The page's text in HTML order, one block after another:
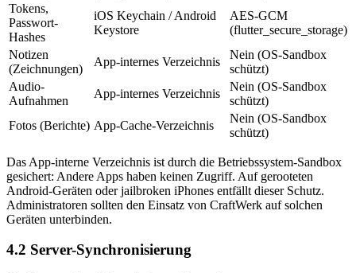
Tokens,
Passwort-
Hashes
iOS Keychain / Android
Keystore
AES-GCM
(flutter_secure_storage)
Notizen
(Zeichnungen)
App-internes Verzeichnis
Nein (OS-Sandbox
schützt)
Audio-
Aufnahmen
App-internes Verzeichnis
Nein (OS-Sandbox
schützt)
Fotos (Berichte) App-Cache-Verzeichnis
Nein (OS-Sandbox
schützt)
Das App-interne Verzeichnis ist durch die Betriebssystem-Sandbox
gesichert: Andere Apps haben keinen Zugriff. Auf gerooteten
Android-Geräten oder jailbroken iPhones entfällt dieser Schutz.
Administratoren sollten den Einsatz von CraftWerk auf solchen
Geräten unterbinden.
4.2 Server-Synchronisierung